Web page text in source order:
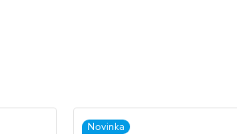
Novinka